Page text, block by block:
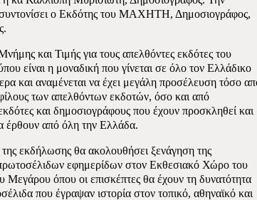
ο Εκδότης του ΜΑΧΗΤΗ, Δημοσιογράφος,
και Τιμής για τους απελθόντες εκδότες του
είναι η μοναδική που γίνεται σε όλο τον Ελλάδικο
και αναμένεται να έχει μεγάλη προσέλευση τόσο
των απελθόντων εκδοτών, όσο και από
και δημοσιογράφους που έχουν προσκληθεί και
έρθουν από όλη την Ελλάδα.
εκδήλωσης θα ακολουθήσει ξενάγηση της
εφημερίδων στον Εκθεσιακό Χώρο του
Μεγάρου όπου οι επισκέπτες θα έχουν τη δυνατότητα
που έγραψαν ιστορία στον τοπικό, αθηναϊκό και